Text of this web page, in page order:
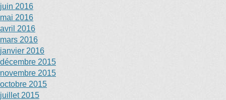
juin 2016
mai 2016
avril 2016
mars 2016
janvier 2016
décembre 2015
novembre 2015
octobre 2015
juillet 2015